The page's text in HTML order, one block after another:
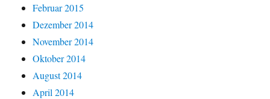
Februar 2015
Dezember 2014
November 2014
Oktober 2014
August 2014
April 2014